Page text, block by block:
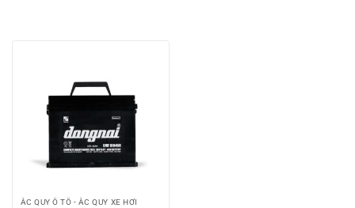
ẮC QUY Ô TÔ - ẮC QUY XE HƠI